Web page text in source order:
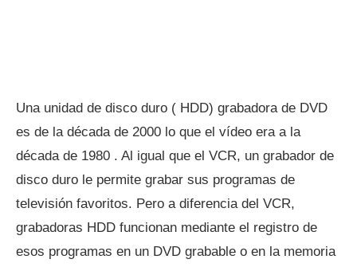
Una unidad de disco duro ( HDD) grabadora de DVD
es de la década de 2000 lo que el vídeo era a la
década de 1980 . Al igual que el VCR, un grabador de
disco duro le permite grabar sus programas de
televisión favoritos. Pero a diferencia del VCR,
grabadoras HDD funcionan mediante el registro de
esos programas en un DVD grabable o en la memoria